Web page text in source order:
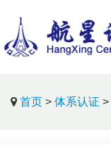
首页 > 体系认证 >